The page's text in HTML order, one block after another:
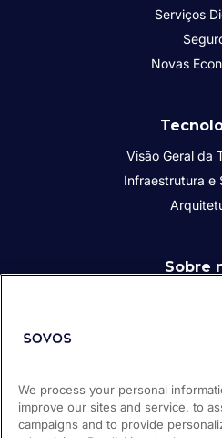
Serviços
Novas
Visão Geral da
Infraestrutura e
Sobre
We process your personal
improve our sites and service, to
campaigns and to provide